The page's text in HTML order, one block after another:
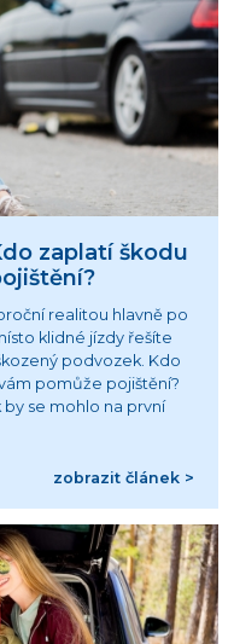
zaplatí škodu
realitou hlavně po
klidné jízdy řešíte
podvozek. Kdo
pomůže pojištění?
se mohlo na první
zobrazit článek >